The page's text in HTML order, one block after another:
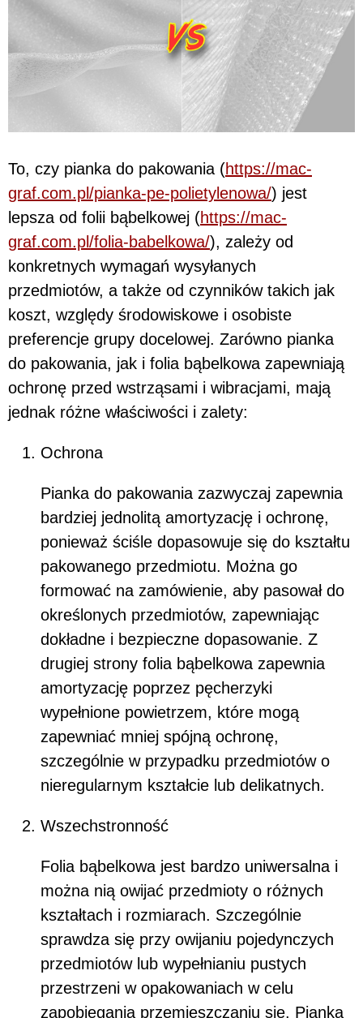
To, czy pianka do pakowania (https://mac-
graf.com.pl/pianka-pe-polietylenowa/) jest
lepsza od folii bąbelkowej (https://mac-
graf.com.pl/folia-babelkowa/), zależy od
konkretnych wymagań wysyłanych
przedmiotów, a także od czynników takich jak
koszt, względy środowiskowe i osobiste
preferencje grupy docelowej. Zarówno pianka
do pakowania, jak i folia bąbelkowa zapewniają
ochronę przed wstrząsami i wibracjami, mają
jednak różne właściwości i zalety:
Ochrona
Pianka do pakowania zazwyczaj zapewnia
bardziej jednolitą amortyzację i ochronę,
ponieważ ściśle dopasowuje się do kształtu
pakowanego przedmiotu. Można go
formować na zamówienie, aby pasował do
określonych przedmiotów, zapewniając
dokładne i bezpieczne dopasowanie. Z
drugiej strony folia bąbelkowa zapewnia
amortyzację poprzez pęcherzyki
wypełnione powietrzem, które mogą
zapewniać mniej spójną ochronę,
szczególnie w przypadku przedmiotów o
nieregularnym kształcie lub delikatnych.
Wszechstronność
Folia bąbelkowa jest bardzo uniwersalna i
można nią owijać przedmioty o różnych
kształtach i rozmiarach. Szczególnie
sprawdza się przy owijaniu pojedynczych
przedmiotów lub wypełnianiu pustych
przestrzeni w opakowaniach w celu
zapobiegania przemieszczaniu się. Pianka